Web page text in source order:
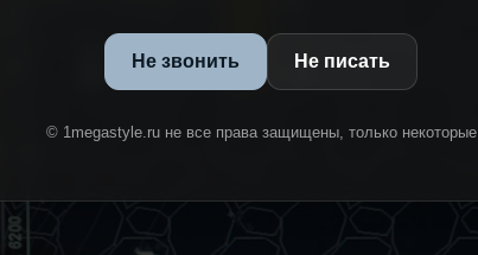
Не звонить Не писать
© 1megastyle.ru не все права защищены, только некоторые